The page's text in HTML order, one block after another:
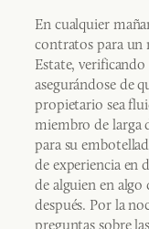
En cualquier
contratos para un
Estate,
asegurándose de
propietario sea
miembro de larga
para su
de experiencia en
de alguien en algo
después. Por la
preguntas sobre